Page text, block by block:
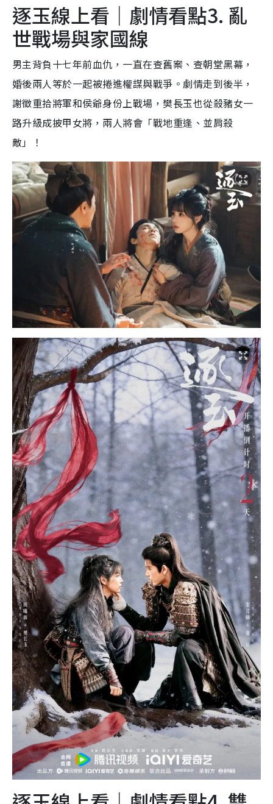
逐玉線上看｜劇情看點3. 亂
世戰場與家國線
男主背負十七年前血仇，一直在查舊案、查朝堂黑幕，
婚後兩人等於一起被捲進權謀與戰爭。劇情走到後半，
謝徵重拾將軍和侯爺身份上戰場，樊長玉也從殺豬女一
路升級成披甲女將，兩人將會「戰地重逢、並肩殺
敵」！